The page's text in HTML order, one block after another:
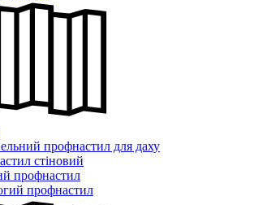
профнастил для даху
стіновий
профнастил
профнастил